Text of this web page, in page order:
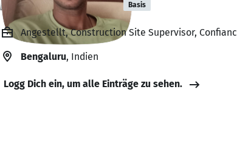
Muzzaffar Khan Basis
Angestellt, Construction Site Supervisor,
Bengaluru, Indien
Logg Dich ein, um alle Einträge zu sehen.